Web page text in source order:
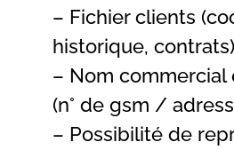
– Fichier clients
historique, contrats)
– Nom
(n° de gsm /
– Possibilité de